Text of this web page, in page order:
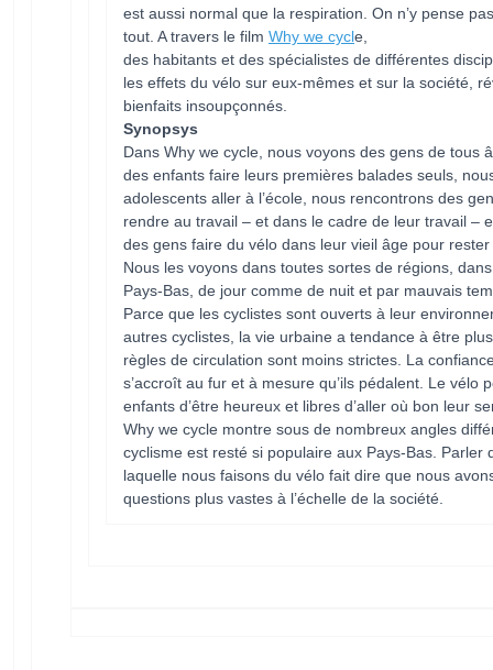
est aussi normal que la respiration. On n’y pense
tout. A travers le film Why we cycle,
des habitants et des spécialistes de différentes
les effets du vélo sur eux-mêmes et sur la société,
bienfaits insoupçonnés.
Synopsys
Dans Why we cycle, nous voyons des gens de tous
des enfants faire leurs premières balades seuls,
adolescents aller à l’école, nous rencontrons des
rendre au travail – et dans le cadre de leur travail –
des gens faire du vélo dans leur vieil âge pour
Nous les voyons dans toutes sortes de régions,
Pays-Bas, de jour comme de nuit et par mauvais
Parce que les cyclistes sont ouverts à leur
autres cyclistes, la vie urbaine a tendance à être
règles de circulation sont moins strictes. La
s’accroît au fur et à mesure qu’ils pédalent. Le vélo
enfants d’être heureux et libres d’aller où bon leur
Why we cycle montre sous de nombreux angles
cyclisme est resté si populaire aux Pays-Bas. Parler
laquelle nous faisons du vélo fait dire que nous
questions plus vastes à l’échelle de la société.